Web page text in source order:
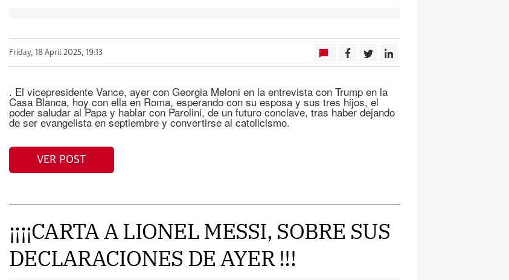
Friday, 18 April 2025, 19:13
. El vicepresidente Vance, ayer con Georgia Meloni en la entrevista con Trump en la
Casa Blanca, hoy con ella en Roma, esperando con su esposa y sus tres hijos, el
poder saludar al Papa y hablar con Parolini, de un futuro conclave, tras haber dejando
de ser evangelista en septiembre y convertirse al catolicismo.
VER POST
¡¡¡¡CARTA A LIONEL MESSI, SOBRE SUS
DECLARACIONES DE AYER !!!